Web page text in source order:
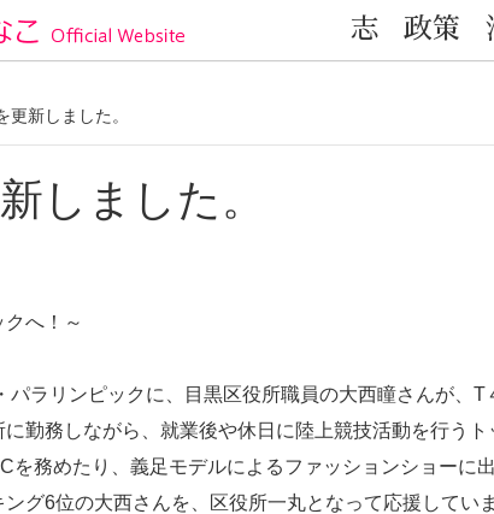
目黒区の元気！目黒区議会議員 小
志 政策
更新しました。
しました。
へ！～
パラリンピックに、目黒区役所職員の大西瞳さんが、
勤務しながら、就業後や休日に陸上競技活動を行う
務めたり、義足モデルによるファッションショーに
グ6位の大西さんを、区役所一丸となって応援してい